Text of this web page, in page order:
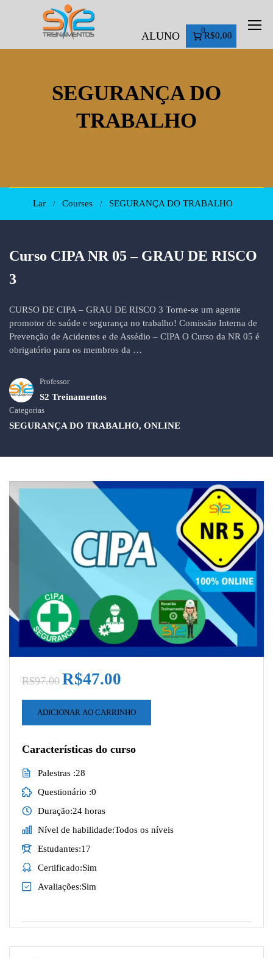
ALUNO 0
R$0,00
SEGURANÇA DO
TRABALHO
Lar Courses SEGURANÇA DO TRABALHO
Curso CIPA NR 05 – GRAU DE RISCO
3
CURSO DE CIPA – GRAU DE RISCO 3 Torne-se um agente
promotor de saúde e segurança no trabalho! Comissão Interna de
Prevenção de Acidentes e de Assédio – CIPA O Curso da NR 05 é
obrigatório para os membros da …
Professor
S2 Treinamentos
Categorias
SEGURANÇA DO TRABALHO, ONLINE
R$97.00 R$47.00
ADICIONAR AO CARRINHO
Características do curso
Palestras 28
Questionário 0
Duração 24 horas
Nível de habilidade Todos os níveis
Estudantes 17
Certificado Sim
Avaliações Sim